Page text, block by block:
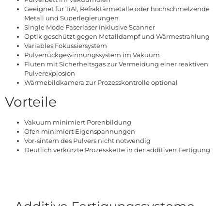
Geeignet für TiAl, Refraktärmetalle oder hochschmelzende
Metall und Superlegierungen
Single Mode Faserlaser inklusive Scanner
Optik geschützt gegen Metalldampf und Wärmestrahlung
Variables Fokussiersystem
Pulverrückgewinnungssystem im Vakuum
Fluten mit Sicherheitsgas zur Vermeidung einer reaktiven
Pulverexplosion
Wärmebildkamera zur Prozesskontrolle optional
Vorteile
Vakuum minimiert Porenbildung
Ofen minimiert Eigenspannungen
Vor-sintern des Pulvers nicht notwendig
Deutlich verkürzte Prozesskette in der additiven Fertigung